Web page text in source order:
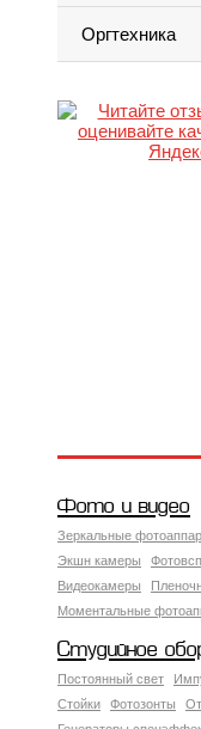
Оргтехника
Фото и видео
Зеркальные
Экшн камеры
Видеокамеры
Моментальные
Студийное
Постоянный свет
Стойки
Фотозонты